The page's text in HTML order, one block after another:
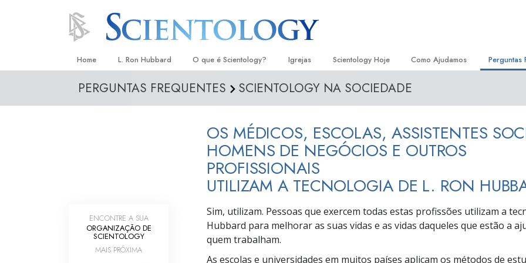
Home L. Ron Hubbard O que é Scientology?
Crenças e Práticas
Aquilo que os Scientologists Dizem
sobre Scientology
Conheça um Scientologist
Dentro duma Igreja
Os Princípios Básicos de Scientology
Uma Introdução a Dianética
Igrejas
Localizar uma Igreja
Organizações Avançadas
Base em Terra de Flag
Freewinds
A levar Scientology ao Mundo
Scientology Hoje
Inaugurações
David Miscavige — Líder Eclesiástico
de Scientology
Como Ajudamos
O Caminho para a Felicidade
Criminon
Narconon
A Verdade sobre as Drogas
Unidos para os Direitos Humanos
Comissão dos Cidadãos para os
Perguntas
A
PERGUNTAS FREQUENTES SCIENTOLOGY NA SOCIEDADE
OS MÉDICOS, ESCOLAS, ASSISTENTES
HOMENS DE NEGÓCIOS E OUTROS
PROFISSIONAIS
UTILIZAM A TECNOLOGIA DE L. RON
Sim, utilizam. Pessoas que exercem todas estas profissões utilizam a
Hubbard para melhorar as suas vidas e as vidas daqueles que estão a
quem trabalham.
As escolas e universidades em muitos países aplicam os métodos de
ENCONTRE A SUA
ORGANIZAÇÃO DE
SCIENTOLOGY
MAIS PRÓXIMA